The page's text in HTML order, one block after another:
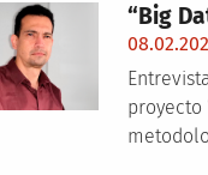
“Big
proyecto